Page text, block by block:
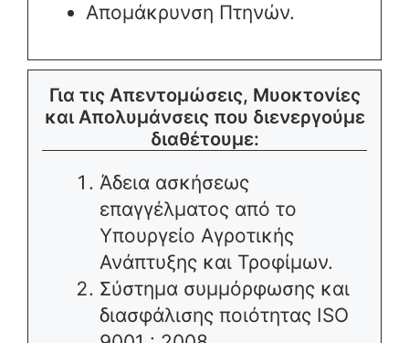
Απομάκρυνση Πτηνών.
Για τις Απεντομώσεις, Μυοκτονίες
και Απολυμάνσεις που διενεργούμε
διαθέτουμε:
Άδεια ασκήσεως
επαγγέλματος από το
Υπουργείο Αγροτικής
Ανάπτυξης και Τροφίμων.
Σύστημα συμμόρφωσης και
διασφάλισης ποιότητας ISO